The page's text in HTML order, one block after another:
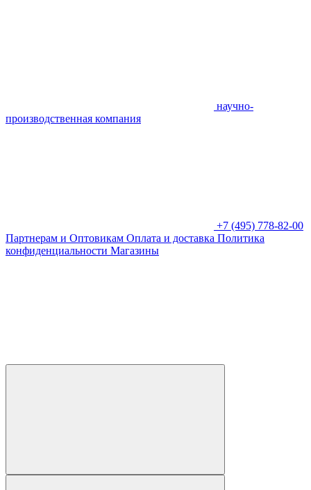
научно-
производственная компания
+7 (495) 778-82-00
Партнерам и Оптовикам Оплата и доставка Политика
конфиденциальности Магазины